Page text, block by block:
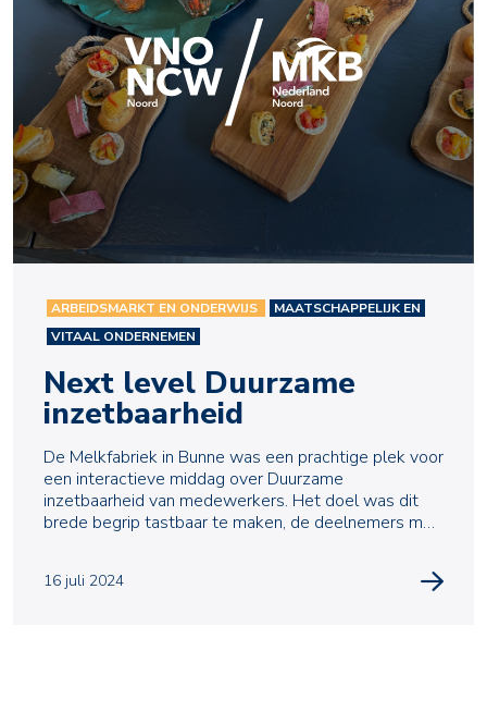
ARBEIDSMARKT EN ONDERWIJS
MAATSCHAPPELIJK EN
VITAAL ONDERNEMEN
Next level Duurzame
inzetbaarheid
De Melkfabriek in Bunne was een prachtige plek voor
een interactieve middag over Duurzame
inzetbaarheid van medewerkers. Het doel was dit
brede begrip tastbaar te maken, de deelnemers met
16 juli 2024